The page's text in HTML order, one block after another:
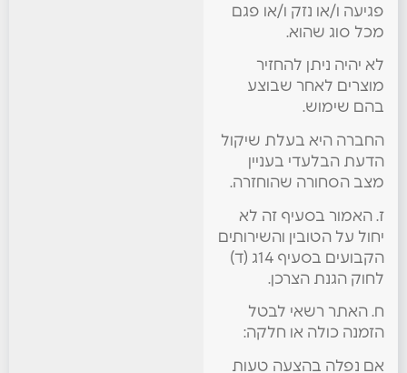
פגיעה ו/או נזק ו/או פגם
מכל סוג שהוא.
לא יהיה ניתן להחזיר
מוצרים לאחר שבוצע
בהם שימוש.
החברה היא בעלת שיקול
הדעת הבלעדי בעניין
מצב הסחורה שהוחזרה.
ז. האמור בסעיף זה לא
יחול על הטובין והשירותים
הקבועים בסעיף 14ג (ד)
לחוק הגנת הצרכן.
ח. האתר רשאי לבטל
הזמנה כולה או חלקה:
אם נפלה בהצעה טעות